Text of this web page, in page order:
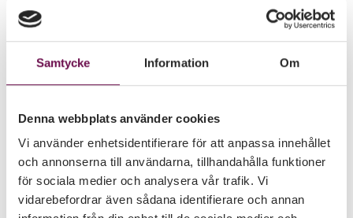
Samtycke Information Om
Denna webbplats använder cookies
Vi använder enhetsidentifierare för att anpassa innehållet
och annonserna till användarna, tillhandahålla funktioner
för sociala medier och analysera vår trafik. Vi
vidarebefordrar även sådana identifierare och annan
att verka som analytiskt stöd: att kartlägga processer, upprätta
dokumentationsmallar och driva uppföljning med den interna
organisationen.
studentkonsultens insats vid ISO-
certifiering
Samarbetet mellan Universal Power Nordic och Unik Student
resulterade i direkt mätbara framgångar och värdeskapande